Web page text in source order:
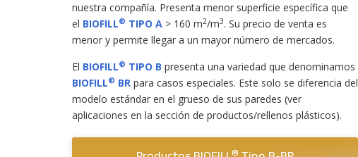
nuestra compañía. Presenta menor superficie específica que
el BIOFILL® TIPO A > 160 m2/m3. Su precio de venta es
menor y permite llegar a un mayor número de mercados.
El BIOFILL® TIPO B presenta una variedad que denominamos
BIOFILL® BR para casos especiales. Este solo se diferencia del
modelo estándar en el grueso de sus paredes (ver
aplicaciones en la sección de productos/rellenos plásticos).
®